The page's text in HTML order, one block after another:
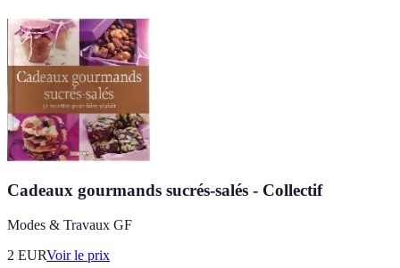
Cadeaux gourmands sucrés-salés - Collectif
Modes & Travaux GF
2 EURVoir le prix